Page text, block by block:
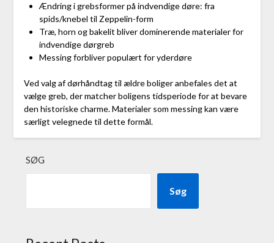
Ændring i grebsformer på indvendige døre: fra
spids/knebel til Zeppelin-form
Træ, horn og bakelit bliver dominerende materialer for
indvendige dørgreb
Messing forbliver populært for yderdøre
Ved valg af dørhåndtag til ældre boliger anbefales det at
vælge greb, der matcher boligens tidsperiode for at bevare
den historiske charme. Materialer som messing kan være
særligt velegnede til dette formål.
SØG
Søg